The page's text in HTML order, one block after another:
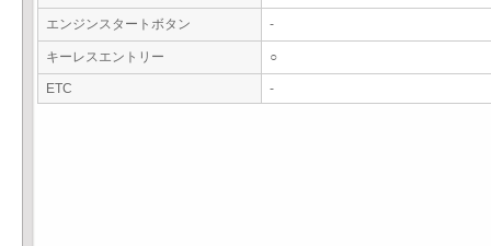
エンジンスタートボタン -
キーレスエントリー ○
ETC -